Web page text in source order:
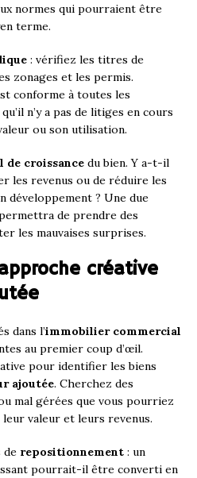
normes qui pourraient être
terme.
: vérifiez les titres de
zonages et les permis.
conforme à toutes les
n’y a pas de litiges en cours
ou son utilisation.
de croissance du bien. Y a-t-il
les revenus ou de réduire les
développement ? Une due
de prendre des
les mauvaises surprises.
créative
dans l’immobilier commercial
au premier coup d’œil.
pour identifier les biens
ajoutée. Cherchez des
mal gérées que vous pourriez
valeur et leurs revenus.
de repositionnement : un
pourrait-il être converti en